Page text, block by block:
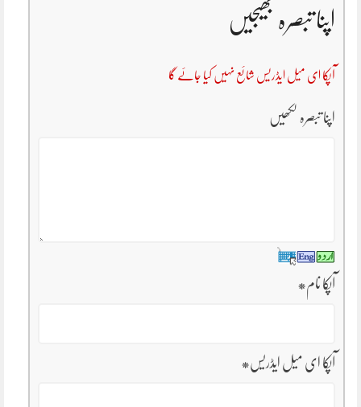
اپنا تبصرہ بھیجیں
آپکا ای میل ایڈریس شائع نہیں کیا جائے گا
اپنا تبصرہ لکھیں
آپکا نام*
آپکا ای میل ایڈریس*